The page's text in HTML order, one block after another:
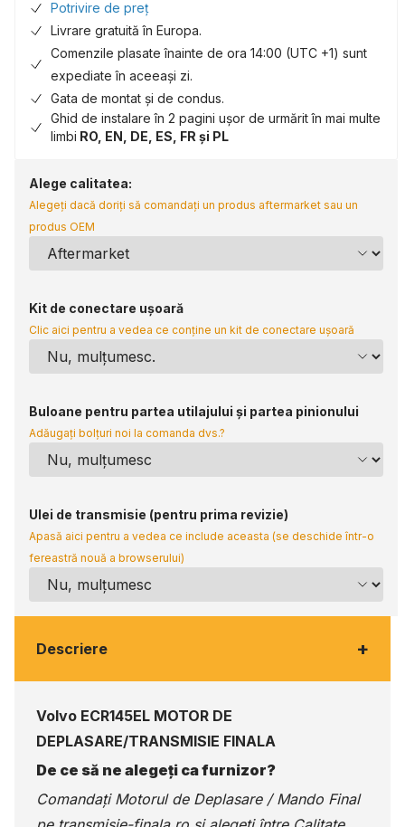
Potrivire de preț
Livrare gratuită în Europa.
Comenzile plasate înainte de ora 14:00 (UTC +1) sunt
expediate în aceeași zi.
Gata de montat și de condus.
Ghid de instalare în 2 pagini ușor de urmărit în mai multe
limbi RO, EN, DE, ES, FR și PL
Alege calitatea:
Alegeți dacă doriți să comandați un produs aftermarket sau un
produs OEM
Kit de conectare ușoară
Clic aici pentru a vedea ce conține un kit de conectare ușoară
Buloane pentru partea utilajului și partea pinionului
Adăugați bolțuri noi la comanda dvs.?
Ulei de transmisie (pentru prima revizie)
Apasă aici pentru a vedea ce include aceasta (se deschide într-o
fereastră nouă a browserului)
Descriere +
Volvo ECR145EL MOTOR DE
DEPLASARE/TRANSMISIE FINALA
De ce să ne alegeți ca furnizor?
Comandați Motorul de Deplasare / Mando Final